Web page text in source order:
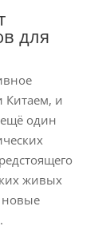
для
Китаем, и
ещё один
живых
новые